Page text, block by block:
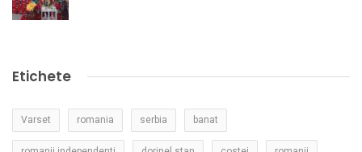
Etichete
Varset romania serbia banat